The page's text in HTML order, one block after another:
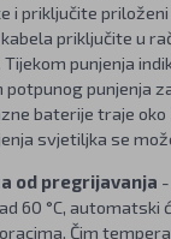
i priključite priloženi
priključite u
punjenja
potpunog punjenja
baterije traje oko
svjetiljka se
od pregrijavanja
60 °C, automatski
Čim